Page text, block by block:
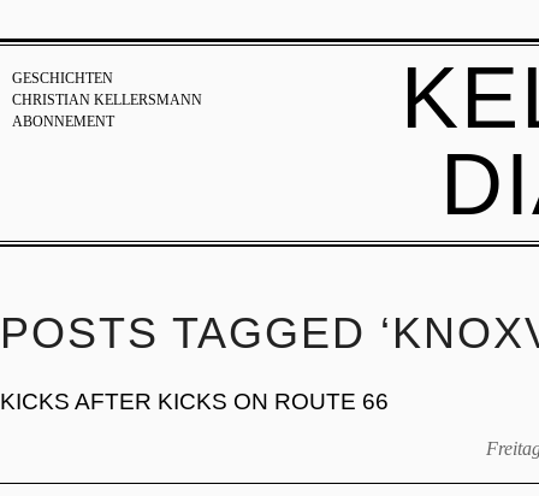
GESCHICHTEN
CHRISTIAN KELLERSMANN
ABONNEMENT
POSTS TAGGED
KICKS AFTER KICKS ON ROUTE 66